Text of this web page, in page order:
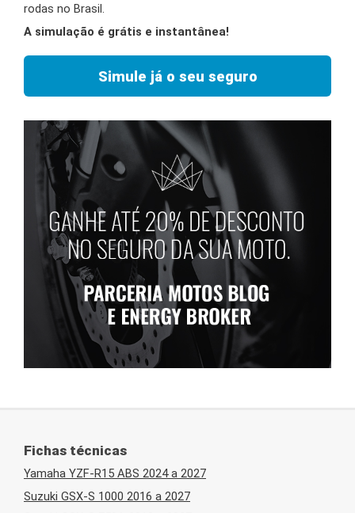
rodas no Brasil.
A simulação é grátis e instantânea!
Simule já o seu seguro
Fichas técnicas
Yamaha YZF-R15 ABS 2024 a 2027
Suzuki GSX-S 1000 2016 a 2027